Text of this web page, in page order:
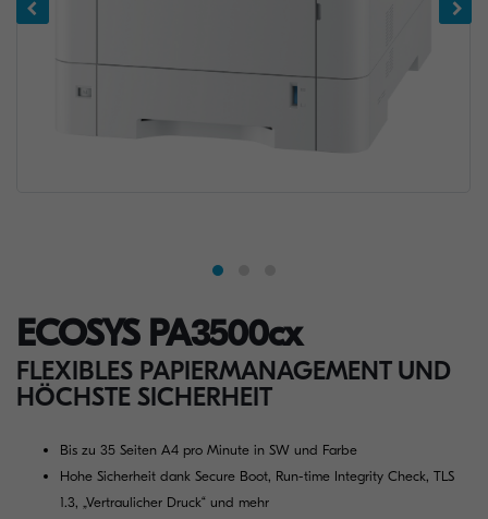
ECOSYS PA3500cx
FLEXIBLES PAPIERMANAGEMENT UND
HÖCHSTE SICHERHEIT
Bis zu 35 Seiten A4 pro Minute in SW und Farbe
Hohe Sicherheit dank Secure Boot, Run-time Integrity Check, TLS
1.3, „Vertraulicher Druck“ und mehr